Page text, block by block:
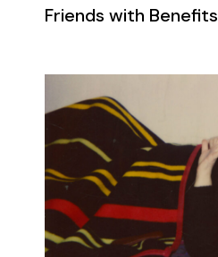
Friends with Benefits